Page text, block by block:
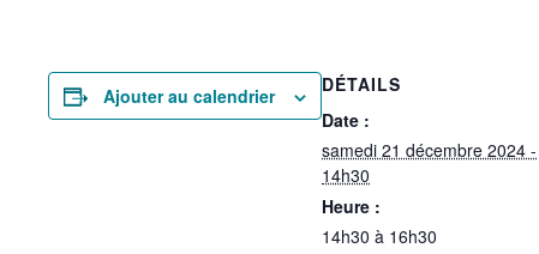
Ajouter au calendrier
DÉTAILS
Date :
samedi 21 décembre 2024 -
14h30
Heure :
14h30 à 16h30